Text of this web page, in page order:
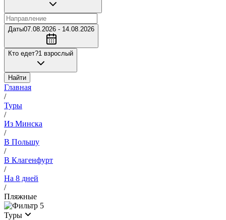
Даты07.08.2026 - 14.08.2026
Кто едет?1 взрослый
Найти
Главная
/
Туры
/
Из Минска
/
В Польшу
/
В Клагенфурт
/
На 8 дней
/
Пляжные
5
Туры